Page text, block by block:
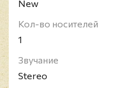
New
Кол-во носителей
1
Звучание
Stereo